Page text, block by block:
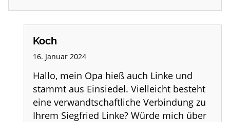
Koch
16. Januar 2024
Hallo, mein Opa hieß auch Linke und
stammt aus Einsiedel. Vielleicht besteht
eine verwandtschaftliche Verbindung zu
Ihrem Siegfried Linke? Würde mich über